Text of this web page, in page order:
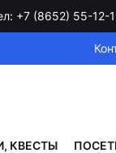
+7 (8652) 55-12-
КВЕСТЫ